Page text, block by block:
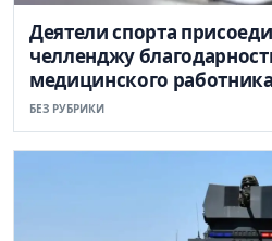
Деятели спорта
челленджу
медицинского работника
БЕЗ РУБРИКИ